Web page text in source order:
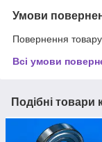
Умови
Повернення
Всі умови
Подібні товари